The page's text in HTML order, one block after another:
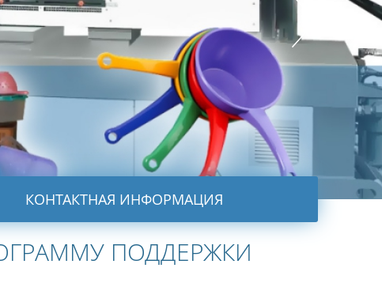
КОНТАКТНАЯ ИНФОРМАЦИЯ
ПОДДЕРЖКИ